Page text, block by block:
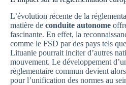
L’évolution récente de la
matière de conduite autonome
fascinante. En effet, la
comme le FSD par des pays tels
Lituanie pourrait inciter d’autres
mouvement. Le développement
réglementaire commun devient
pour l’unification des normes au